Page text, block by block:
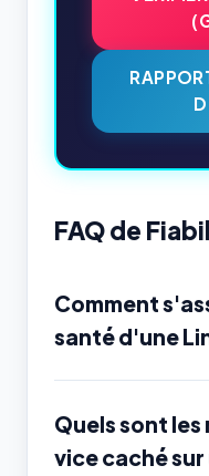
FAQ de
Comment
santé d'une
Quels sont les
vice caché